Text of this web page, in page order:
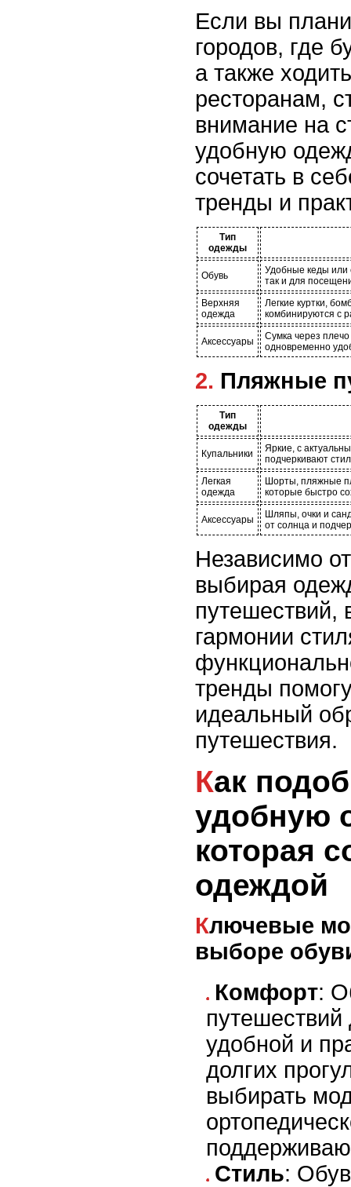
Если вы
городов, где
а также
ресторанам,
внимание на
удобную
сочетать в
тренды и
Тип
одежды
Обувь
Удобные кеды или
так и для
Верхняя
одежда
Легкие куртки,
комбинируются с
Аксессуары
Сумка через
одновременно
2. Пляжные
Тип
одежды
Купальники
Яркие, с
подчеркивают
Легкая
одежда
Шорты, пляжные
которые быстро
Аксессуары
Шляпы, очки и
от солнца и
Независимо
выбирая
путешествий,
гармонии
тренды
идеальный
путешествия.
Как подобрать
удобную
которая
одеждой
Ключевые моменты при
выборе
Комфорт:
удобной и
долгих
выбирать
Стиль: